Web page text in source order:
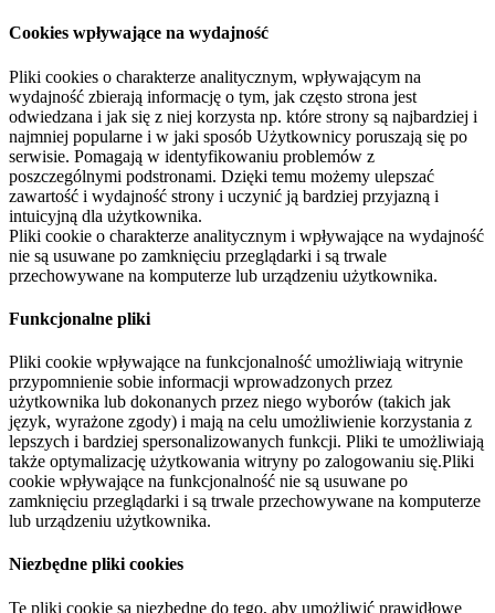
Cookies wpływające na wydajność
Pliki cookies o charakterze analitycznym, wpływającym na
wydajność zbierają informację o tym, jak często strona jest
odwiedzana i jak się z niej korzysta np. które strony są najbardziej i
najmniej popularne i w jaki sposób Użytkownicy poruszają się po
serwisie. Pomagają w identyfikowaniu problemów z
poszczególnymi podstronami. Dzięki temu możemy ulepszać
zawartość i wydajność strony i uczynić ją bardziej przyjazną i
intuicyjną dla użytkownika.
Pliki cookie o charakterze analitycznym i wpływające na wydajność
nie są usuwane po zamknięciu przeglądarki i są trwale
przechowywane na komputerze lub urządzeniu użytkownika.
Funkcjonalne pliki
Pliki cookie wpływające na funkcjonalność umożliwiają witrynie
przypomnienie sobie informacji wprowadzonych przez
użytkownika lub dokonanych przez niego wyborów (takich jak
język, wyrażone zgody) i mają na celu umożliwienie korzystania z
lepszych i bardziej spersonalizowanych funkcji. Pliki te umożliwiają
także optymalizację użytkowania witryny po zalogowaniu się.Pliki
cookie wpływające na funkcjonalność nie są usuwane po
zamknięciu przeglądarki i są trwale przechowywane na komputerze
lub urządzeniu użytkownika.
Niezbędne pliki cookies
Te pliki cookie są niezbędne do tego, aby umożliwić prawidłowe